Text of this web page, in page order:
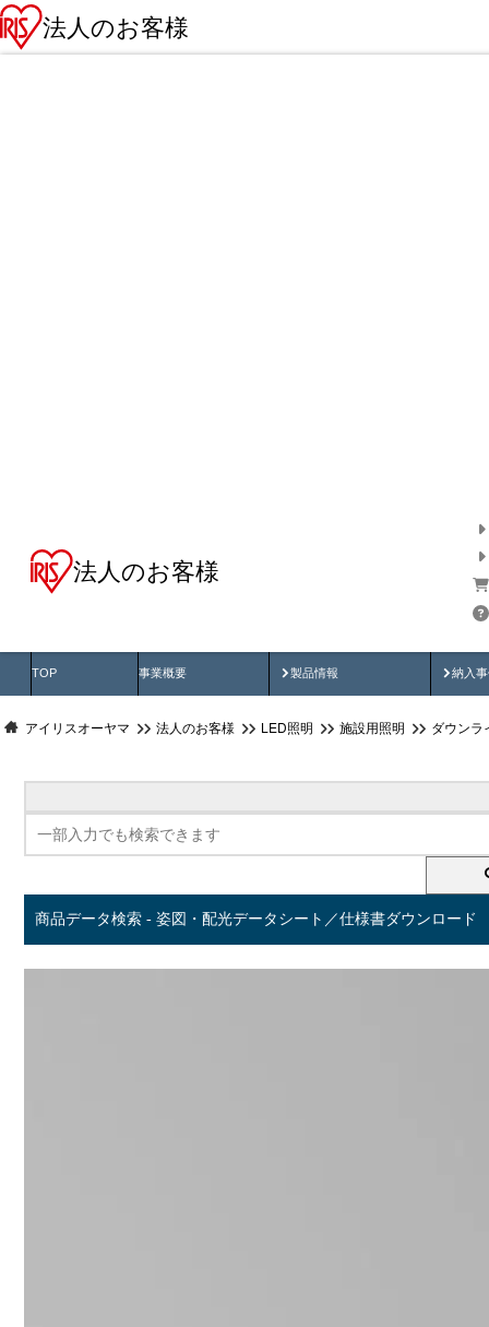
法人のお客様
法人のお客様
TOP 事業概要 製品情報
製品動画 納入
納
アイリスオーヤマ 法人のお客様 LED照明 施設用照明 ダウンラ
商品データ検索 - 姿図・配光データシート／仕様書ダウンロード